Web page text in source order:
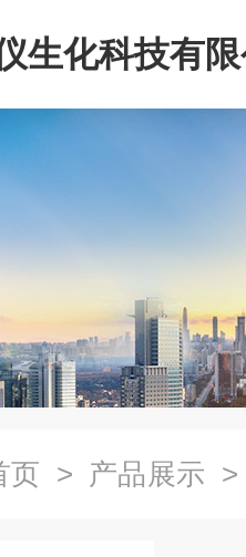
生化科技有
页 > 产品展示